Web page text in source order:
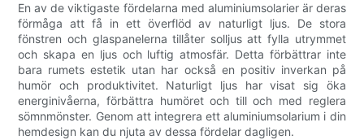
En av de viktigaste fördelarna med aluminiumsolarier är deras
förmåga att få in ett överflöd av naturligt ljus. De stora
fönstren och glaspanelerna tillåter solljus att fylla utrymmet
och skapa en ljus och luftig atmosfär. Detta förbättrar inte
bara rumets estetik utan har också en positiv inverkan på
humör och produktivitet. Naturligt ljus har visat sig öka
energinivåerna, förbättra humöret och till och med reglera
sömnmönster. Genom att integrera ett aluminiumsolarium i din
hemdesign kan du njuta av dessa fördelar dagligen.